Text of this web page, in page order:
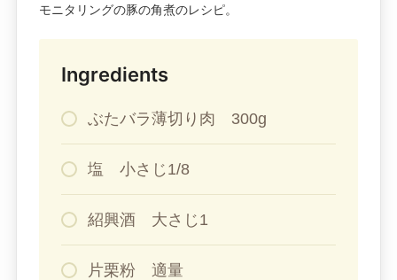
モニタリングの豚の角煮のレシピ。
Ingredients
ぶたバラ薄切り肉 300g
塩 小さじ1/8
紹興酒 大さじ1
片栗粉 適量